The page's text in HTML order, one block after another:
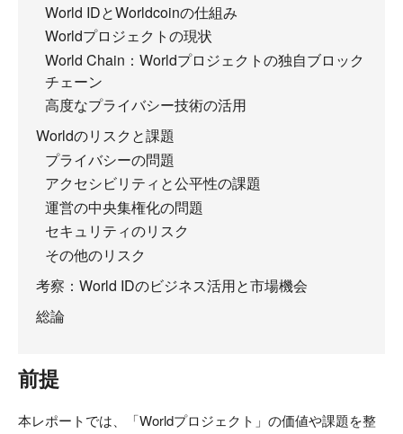
World IDとWorldcoinの仕組み
Worldプロジェクトの現状
World Chain：Worldプロジェクトの独自ブロック
チェーン
高度なプライバシー技術の活用
Worldのリスクと課題
プライバシーの問題
アクセシビリティと公平性の課題
運営の中央集権化の問題
セキュリティのリスク
その他のリスク
考察：World IDのビジネス活用と市場機会
総論
前提
本レポートでは、「Worldプロジェクト」の価値や課題を整